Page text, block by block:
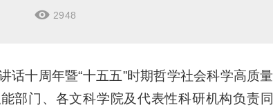
 2948
话十周年暨“十五五”时期哲学社会科学高质量
部门、各文科学院及代表性科研机构负责同